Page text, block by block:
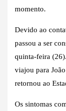
momento.
Devido ao
passou a ser
quinta-feira
viajou para
retornou ao
Os sintomas